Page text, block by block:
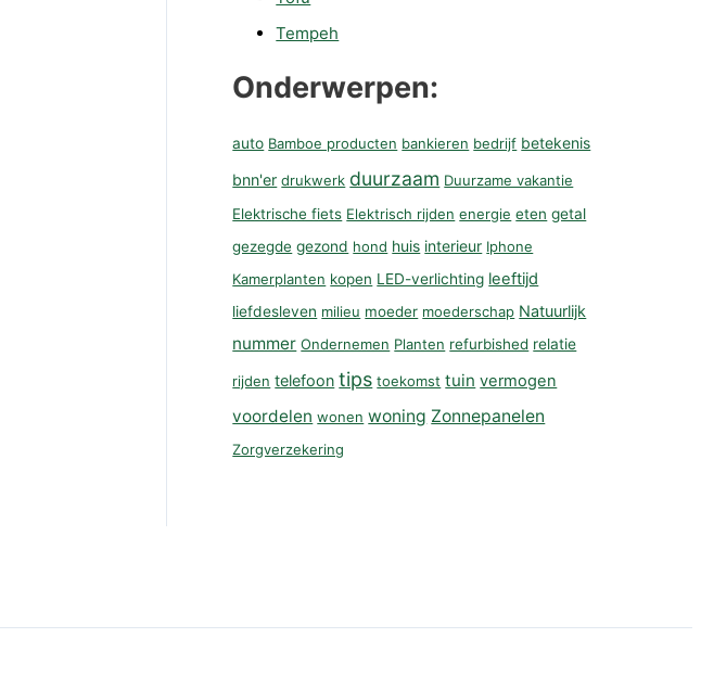
Tempeh
Onderwerpen:
auto Bamboe producten bankieren bedrijf betekenis
bnn'er drukwerk duurzaam Duurzame vakantie
Elektrische fiets Elektrisch rijden energie eten getal
gezegde gezond hond huis interieur Iphone
Kamerplanten kopen LED-verlichting leeftijd
liefdesleven milieu moeder moederschap Natuurlijk
nummer Ondernemen Planten refurbished relatie
rijden telefoon tips toekomst tuin vermogen
voordelen wonen woning Zonnepanelen
Zorgverzekering